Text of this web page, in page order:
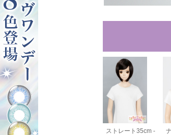
テールベー
ストレート35cm -